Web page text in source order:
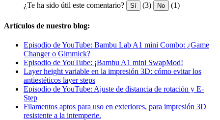
¿Te ha sido útil este comentario? Sí (3) No (1)
Artículos de nuestro blog:
Episodio de YouTube: Bambu Lab A1 mini Combo: ¿Game
Changer o Gimmick?
Episodio de YouTube: ¡Bambu A1 mini SwapMod!
Layer height variable en la impresión 3D: cómo evitar los
antiestéticos layer steps
Episodio de YouTube: Ajuste de distancia de rotación y E-
Step
Filamentos aptos para uso en exteriores, para impresión 3D
resistente a la intemperie.